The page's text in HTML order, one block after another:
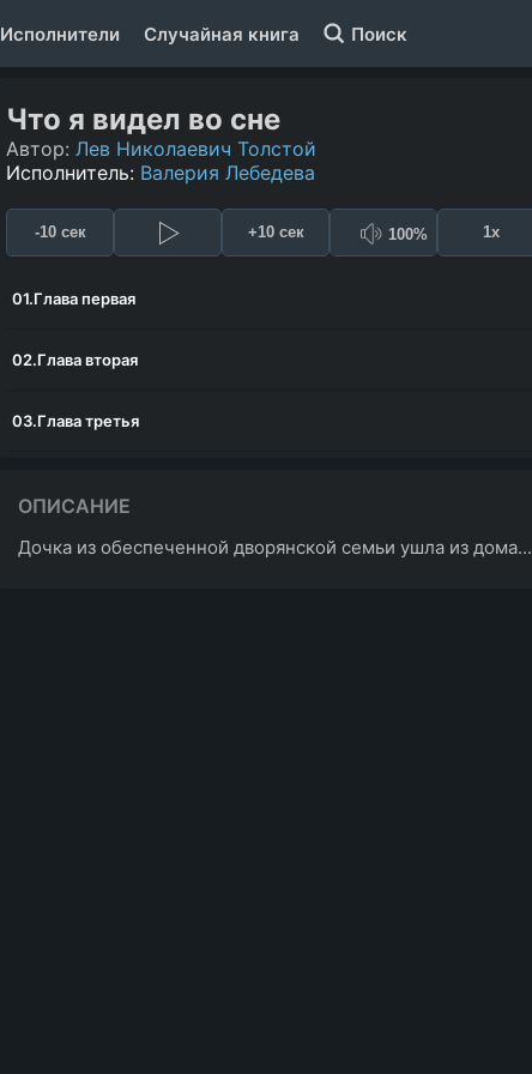
Исполнители Случайная книга Поиск
Что я видел во сне
Автор: Лев Николаевич Толстой
Исполнитель: Валерия Лебедева
-10 сек +10 сек 100% 1x
01.Глава первая
02.Глава вторая
03.Глава третья
ОПИСАНИЕ
Дочка из обеспеченной дворянской семьи ушла из дома...